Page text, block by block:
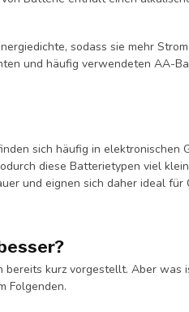
sodass sie mehr
und häufig verwendeten AA-
sich häufig in
diese Batterietypen viel
und eignen sich daher ideal
kurz vorgestellt. Aber
Folgenden.